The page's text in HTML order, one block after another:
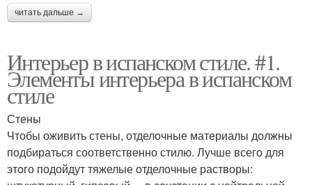
читать дальше →
Интерьер в испанском стиле. #1.
Элементы интерьера в испанском
стиле
Стены
Чтобы оживить стены, отделочные материалы должны
подбираться соответственно стилю. Лучше всего для
этого подойдут тяжелые отделочные растворы: